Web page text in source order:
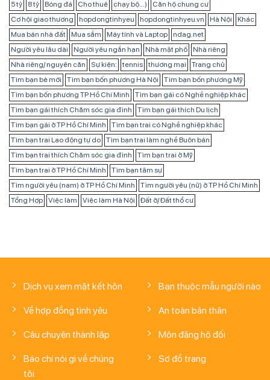
5 tỷ 8 tỷ Bóng đá Cho thuê chạy bộ...)
Căn hộ chung cư
Cơ hội giao thương
hopdongtinhyeu hopdongtinhyeu.vn Hà Nội
Khác
Mua bán nhà đất
Mua sắm Máy tính và Laptop
ndag.net
Người yêu lâu dài
Người yêu ngắn hạn Nhà mặt phố
Nhà riêng
Nhà riêng/ nguyên căn
Sự kiện: tennis thương mại
Trang chủ
Tìm bạn bè mới
Tìm bạn bốn phương Hà Nội
Tìm bạn bốn phương Mỹ
Tìm bạn bốn phương TP Hồ Chí Minh
Tìm bạn gái có Nghề nghiệp khác
Tìm bạn gái thích Chăm sóc gia đình
Tìm bạn gái thích Du lịch
Tìm bạn gái ở TP Hồ Chí Minh
Tìm bạn trai có Nghề nghiệp khác
Tìm bạn trai Lao động tự do
Tìm bạn trai làm nghề Buôn bán
Tìm bạn trai thích Chăm sóc gia đình
Tìm bạn trai ở Mỹ
Tìm bạn trai ở TP Hồ Chí Minh
Tìm bạn tâm sự
Tìm người yêu (nam) ở TP Hồ Chí Minh
Tìm người yêu (nữ) ở TP Hồ Chí Minh
Tổng Hợp
Việc làm Việc làm Hà Nội Đất ở/ Đất thổ cư
Dịch vụ xem mặt kết hôn
Về hợp đồng tình yêu
Câu chuyện thành lập
Báo chí nói gì về chúng
tôi
Bạn thuộc mẫu người nào
An toàn bản thân
Môn đăng hộ đối
Sơ đồ trang